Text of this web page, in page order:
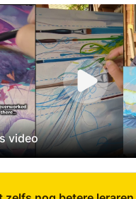
Danny een
hedendaagse
combineert met de
Of je nu een 8-jarige
oppakt of een
'medium der meesters' wil
technische en zeer
staat bekend als
het is juist het meest
je de regels eenmaal
te leren schilderen, maar
kunstenaar. Waarom zou
video